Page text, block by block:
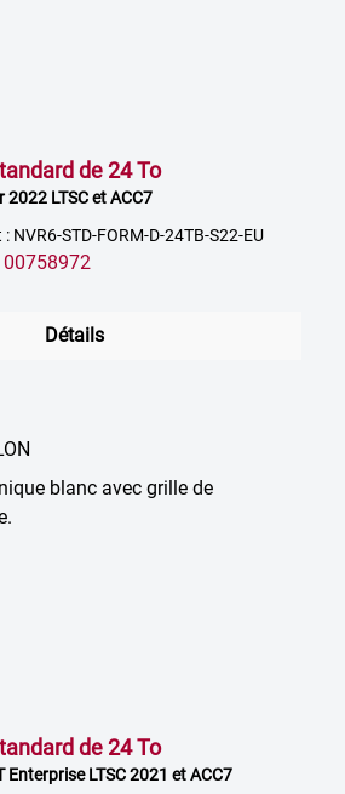
de 24 To
LTSC et ACC7
NVR6-STD-FORM-D-24TB-S22-EU
Détails
de 24 To
LTSC 2021 et ACC7